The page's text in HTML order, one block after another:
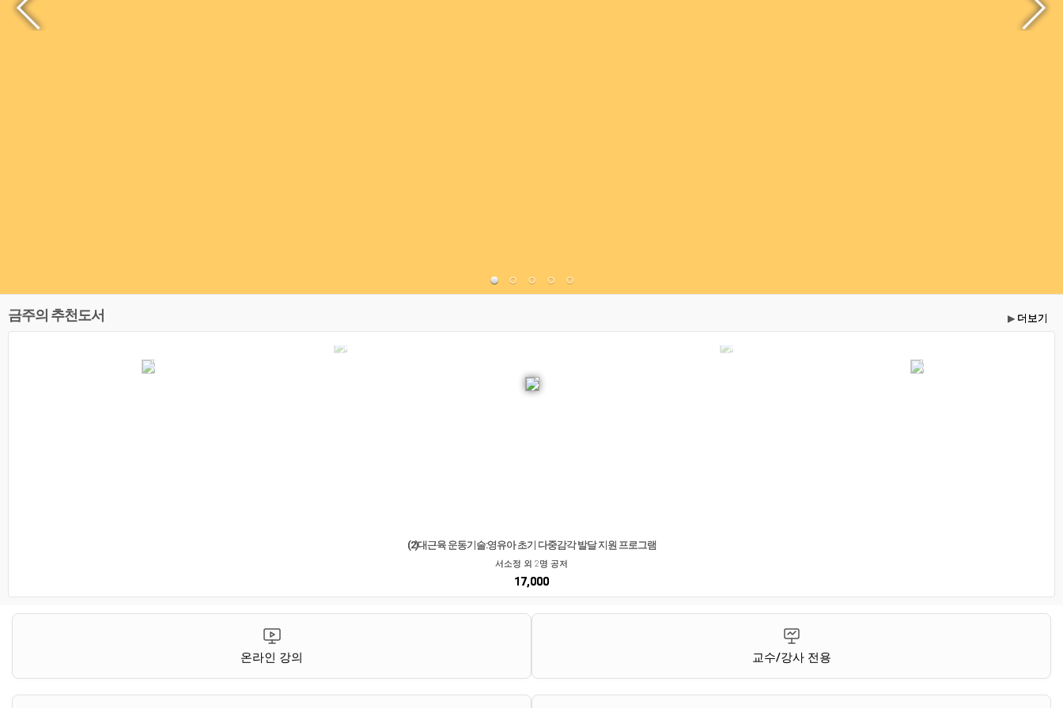
금주의 추천도서 ▶ 더보기
(2)대근육 운동기술:영유아 초기 다중감각 발달 지원 프로그램
서소정 외 2명 공저
17,000
온라인 강의 교수/강사 전용